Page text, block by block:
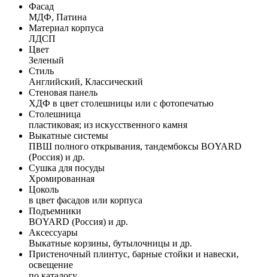
Фасад
МДФ, Патина
Материал корпуса
ЛДСП
Цвет
Зеленый
Стиль
Английский, Классический
Стеновая панель
ХДФ в цвет столешницы или с фотопечатью
Столешница
пластиковая; из искусственного камня
Выкатные системы
ПВШ полного открывания, тандембоксы BOYARD
(Россия) и др.
Сушка для посуды
Хромированная
Цоколь
в цвет фасадов или корпуса
Подъемники
BOYARD (Россия) и др.
Аксессуары
Выкатные корзины, бутылочницы и др.
Пристеночный плинтус, барные стойки и навески,
освещение